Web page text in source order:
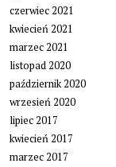
czerwiec 2021
kwiecień 2021
marzec 2021
listopad 2020
październik 2020
wrzesień 2020
lipiec 2017
kwiecień 2017
marzec 2017